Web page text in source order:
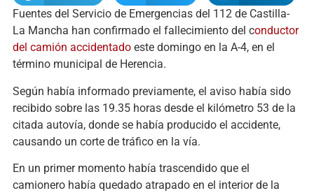
Fuentes del Servicio de Emergencias del 112 de Castilla-
La Mancha han confirmado el fallecimiento del conductor
del camión accidentadoeste domingo en la A-4, en el
término municipal de Herencia.
Según había informado previamente, el aviso había sido
recibido sobre las 19.35 horas desde el kilómetro 53 de la
citada autovía, donde se había producido el accidente,
causando un corte de tráfico en la vía.
En un primer momento había trascendido que el
camionero había quedado atrapado en el interior de la